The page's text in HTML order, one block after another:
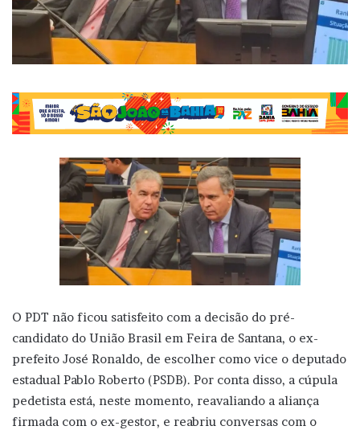
O PDT não ficou satisfeito com a decisão do pré-
candidato do União Brasil em Feira de Santana, o ex-
prefeito José Ronaldo, de escolher como vice o deputado
estadual Pablo Roberto (PSDB). Por conta disso, a cúpula
pedetista está, neste momento, reavaliando a aliança
firmada com o ex-gestor, e reabriu conversas com o